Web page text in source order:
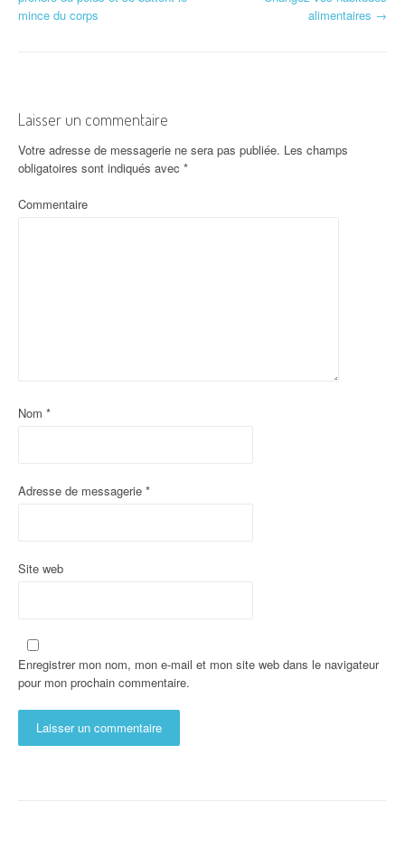
mince du corps
alimentaires →
Laisser un commentaire
Votre adresse de messagerie ne sera pas publiée. Les champs
obligatoires sont indiqués avec *
Commentaire
Nom *
Adresse de messagerie *
Site web
Enregistrer mon nom, mon e-mail et mon site web dans le navigateur
pour mon prochain commentaire.